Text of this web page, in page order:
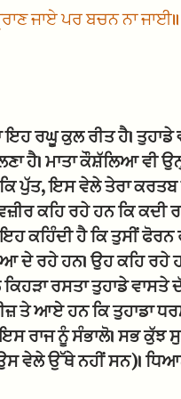
ਜਾਏ ਪਰ ਬਚਨ ਨਾ ਜਾਈ॥
ਇਹ ਰਘੂ ਕੁਲ ਰੀਤ ਹੈ।
ਹੈ। ਮਾਤਾ ਕੌਸ਼ੱਲਿਆ ਵੀ
ਕਿ ਪੁੱਤ, ਇਸ ਵੇਲੇ ਤੇਰਾ
ਕਹਿ ਰਹੇ ਹਨ ਕਿ ਕਦੀ
ਕਹਿੰਦੀ ਹੈ ਕਿ ਤੁਸੀਂ ਫੋਰਨ
ਦੇ ਰਹੇ ਹਨ। ਉਹ ਕਹਿ ਰਹੇ
ਰਸਤਾ ਤੁਹਾਡੇ ਵਾਸਤੇ
ਤੇ ਆਏ ਹਨ ਕਿ ਤੁਹਾਡਾ
ਰਾਜ ਨੂੰ ਸੰਭਾਲੋ। ਸਭ
ਵੇਲੇ ਉੱਥੇ ਨਹੀਂ ਸਨ)।